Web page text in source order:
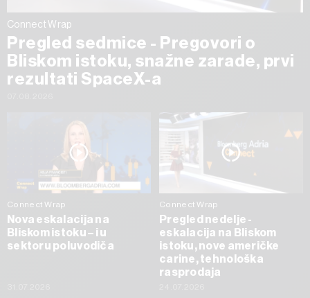
Connect Wrap
Pregled sedmice - Pregovori o
Bliskom istoku, snažne zarade, prvi
rezultati SpaceX-a
Connect Wrap
Nova eskalacija na
Bliskom istoku – i u
sektoru poluvodiča
Connect Wrap
Pregled nedelje -
eskalacija na Bliskom
istoku, nove američke
carine, tehnološka
rasprodaja